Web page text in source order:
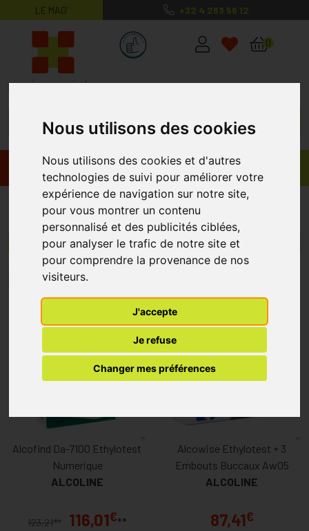
Nous utilisons des cookies
Nous utilisons des cookies et d'autres
technologies de suivi pour améliorer votre
expérience de navigation sur notre site,
pour vous montrer un contenu
personnalisé et des publicités ciblées,
pour analyser le trafic de notre site et
pour comprendre la provenance de nos
visiteurs.
J'accepte
Je refuse
Changer mes préférences
LE MAG’ +32 4 263 56 12
MaPharmacie.be ma santé, mes
0
Promos Produits
Alcoline
Menu/Filtres
Alcofind Da-7100 Ethylotest
Numerique
ALCOLINE
123,21€* 116,01€**
Alcowise Ethylotest + 3
Embouts Buccaux Aw05
ALCOLINE
87,41€